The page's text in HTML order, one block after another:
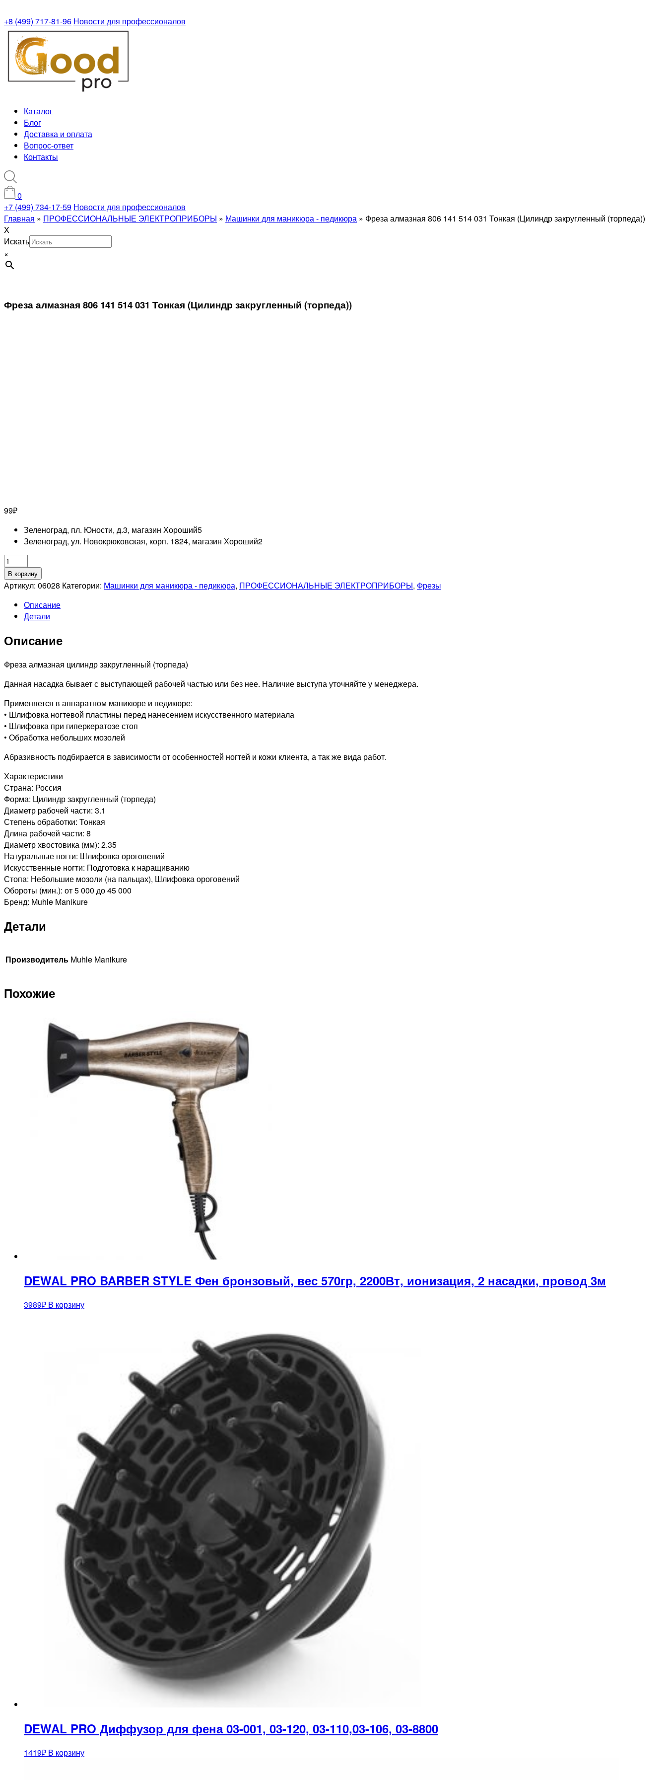
+8 (499) 717-81-96 Новости для профессионалов
Каталог
Блог
Доставка и оплата
Вопрос-ответ
Контакты
0
+7 (499) 734-17-59 Новости для профессионалов
Главная » ПРОФЕССИОНАЛЬНЫЕ ЭЛЕКТРОПРИБОРЫ » Машинки для маникюра - педикюра » Фреза алмазная 806 141 514 031 Тонкая (Цилиндр закругленный (торпеда))
X
Искать
×
Фреза алмазная 806 141 514 031 Тонкая (Цилиндр закругленный (торпеда))
99₽
Зеленоград, пл. Юности, д.3, магазин Хороший5
Зеленоград, ул. Новокрюковская, корп. 1824, магазин Хороший2
Количество
товара
Фреза
806
141
031
(Цилиндр
(торпеда))
В корзину
Артикул: 06028 Категории: Машинки для маникюра - педикюра, ПРОФЕССИОНАЛЬНЫЕ ЭЛЕКТРОПРИБОРЫ, Фрезы
Описание
Детали
Описание
Фреза алмазная цилиндр закругленный (торпеда)
Данная насадка бывает с выступающей рабочей частью или без нее. Наличие выступа уточняйте у менеджера.
Применяется в аппаратном маникюре и педикюре:
• Шлифовка ногтевой пластины перед нанесением искусственного материала
• Шлифовка при гиперкератозе стоп
• Обработка небольших мозолей
Абразивность подбирается в зависимости от особенностей ногтей и кожи клиента, а так же вида работ.
Характеристики
Страна: Россия
Форма: Цилиндр закругленный (торпеда)
Диаметр рабочей части: 3.1
Степень обработки: Тонкая
Длина рабочей части: 8
Диаметр хвостовика (мм): 2.35
Натуральные ногти: Шлифовка ороговений
Искусственные ногти: Подготовка к наращиванию
Стопа: Небольшие мозоли (на пальцах), Шлифовка ороговений
Обороты (мин.): от 5 000 до 45 000
Бренд: Muhle Manikure
Детали
Производитель Muhle Manikure
Похожие
DEWAL PRO BARBER STYLE Фен бронзовый, вес 570гр, 2200Вт, ионизация, 2 насадки, провод 3м
3989₽ В корзину
DEWAL PRO Диффузор для фена 03-001, 03-120, 03-110,03-106, 03-8800
1419₽ В корзину